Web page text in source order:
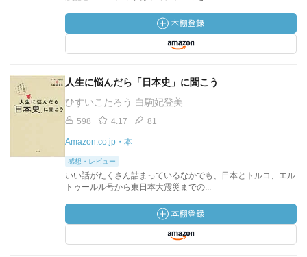
人生に悩んだら「日本史」に聞こう
ひすいこたろう 白駒妃登美
598 4.17 81
Amazon.co.jp・本
感想・レビュー
いい話がたくさん詰まっているなかでも、日本とトルコ、エル
トゥールル号から東日本大震災までの...